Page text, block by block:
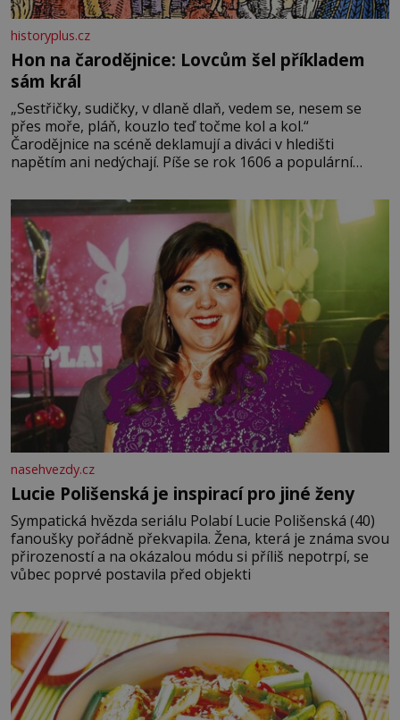
historyplus.cz
Hon na čarodějnice: Lovcům šel příkladem
sám král
„Sestřičky, sudičky, v dlaně dlaň, vedem se, nesem se
přes moře, pláň, kouzlo teď točme kol a kol.“
Čarodějnice na scéně deklamují a diváci v hledišti
napětím ani nedýchají. Píše se rok 1606 a populární
Tragédii o Macbethovi. Napsal ji pro krále Jakuba I., jenž
v roce 1603 vystřídal
nasehvezdy.cz
Lucie Polišenská je inspirací pro jiné ženy
Sympatická hvězda seriálu Polabí Lucie Polišenská (40)
fanoušky pořádně překvapila. Žena, která je známa svou
přirozeností a na okázalou módu si příliš nepotrpí, se
vůbec poprvé postavila před objekti